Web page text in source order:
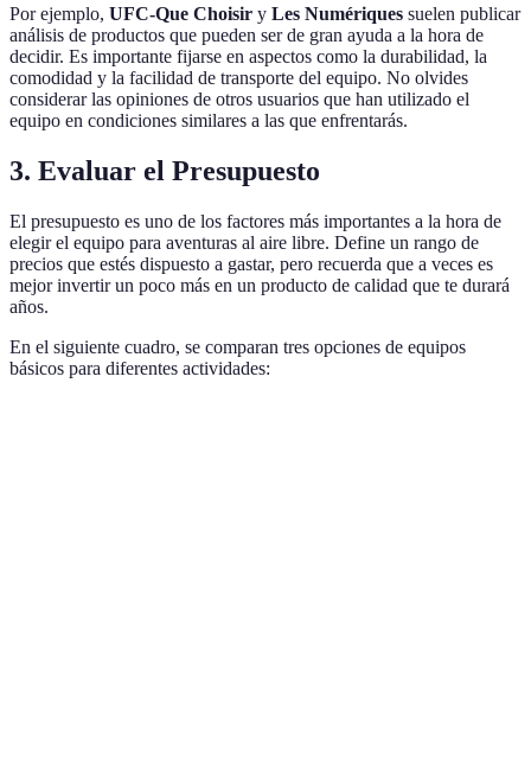
Por ejemplo, UFC-Que Choisir y Les Numériques suelen publicar
análisis de productos que pueden ser de gran ayuda a la hora de
decidir. Es importante fijarse en aspectos como la durabilidad, la
comodidad y la facilidad de transporte del equipo. No olvides
considerar las opiniones de otros usuarios que han utilizado el
equipo en condiciones similares a las que enfrentarás.
3. Evaluar el Presupuesto
El presupuesto es uno de los factores más importantes a la hora de
elegir el equipo para aventuras al aire libre. Define un rango de
precios que estés dispuesto a gastar, pero recuerda que a veces es
mejor invertir un poco más en un producto de calidad que te durará
años.
En el siguiente cuadro, se comparan tres opciones de equipos
básicos para diferentes actividades: